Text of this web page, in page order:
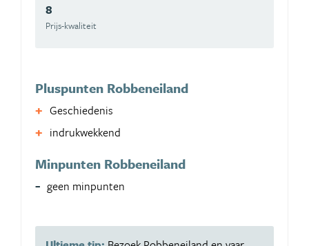
8
Prijs-kwaliteit
Pluspunten Robbeneiland
Geschiedenis
indrukwekkend
Minpunten Robbeneiland
geen minpunten